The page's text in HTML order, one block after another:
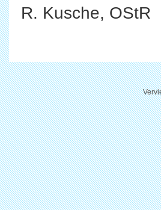
R. Kusche, OStR